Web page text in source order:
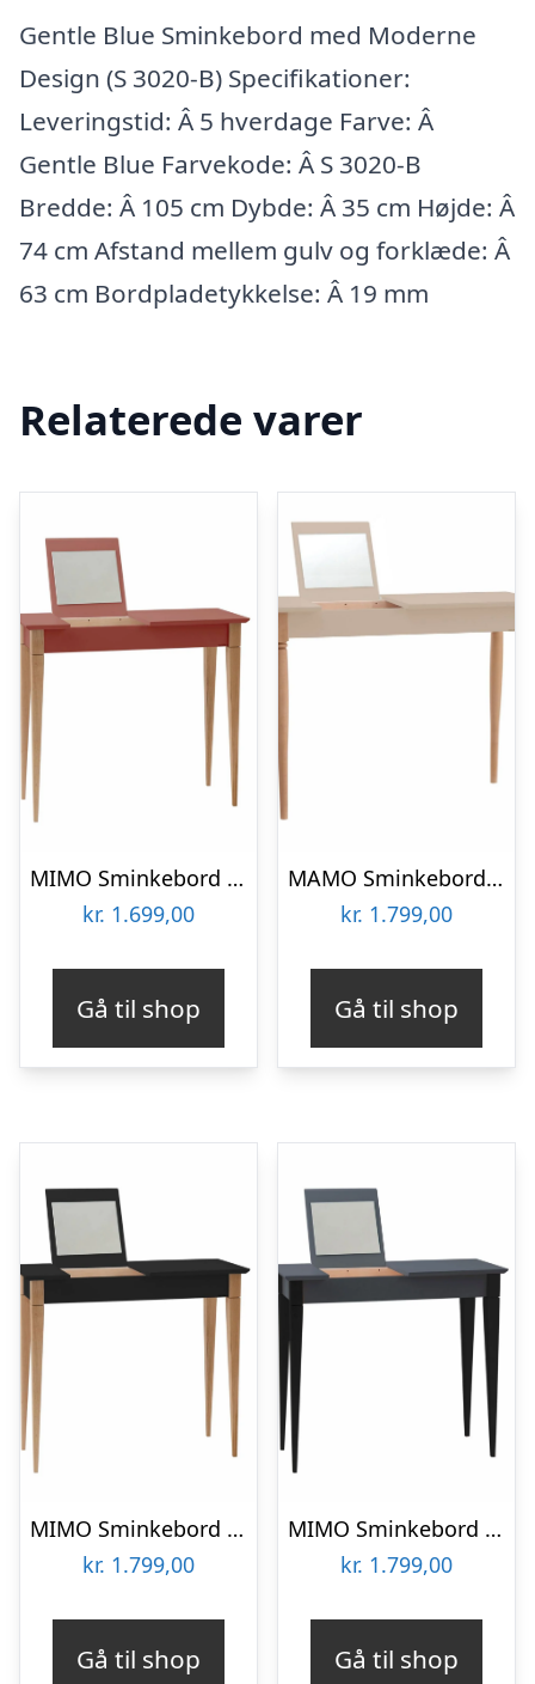
Gentle Blue Sminkebord med Moderne
Design (S 3020-B) Specifikationer:
Leveringstid: Â 5 hverdage Farve: Â
Gentle Blue Farvekode: Â S 3020-B
Bredde: Â 105 cm Dybde: Â 35 cm Højde: Â
74 cm Afstand mellem gulv og forklæde: Â
63 cm Bordpladetykkelse: Â 19 mm
Relaterede varer
MIMO Sminkebord med spejl 85x35cm Antik pink
kr. 1.699,00
Gå til shop
MAMO Sminkebord med spejl 105x35cm Brun Beige
kr. 1.799,00
Gå til shop
MIMO Sminkebord med spejl 85x35cm Sort
kr. 1.799,00
Gå til shop
MIMO Sminkebord med spejl – 85×35 cm sorte ben / grafit
kr. 1.799,00
Gå til shop